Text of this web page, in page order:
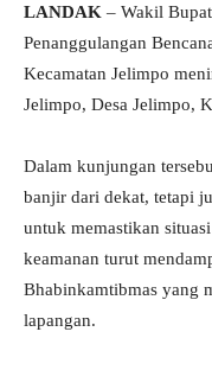
LANDAK – Wakil
Penanggulangan
Kecamatan Jelimpo
Jelimpo, Desa Jelimpo,
Dalam kunjungan
banjir dari dekat, tetapi
untuk memastikan
keamanan turut
Bhabinkamtibmas yang
lapangan.